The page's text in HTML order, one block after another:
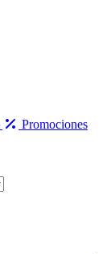
Promociones